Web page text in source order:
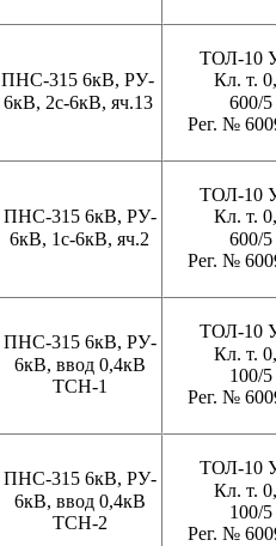
ПНС-315 6кВ, РУ-
6кВ, 2с-6кВ, яч.13
ТОЛ-10
Кл. т.
600/5
Рег. №
ПНС-315 6кВ, РУ-
6кВ, 1с-6кВ, яч.2
ТОЛ-10
Кл. т.
600/5
Рег. №
ПНС-315 6кВ, РУ-
6кВ, ввод 0,4кВ
ТСН-1
ТОЛ-10
Кл. т.
100/5
Рег. №
ПНС-315 6кВ, РУ-
6кВ, ввод 0,4кВ
ТСН-2
ТОЛ-10
Кл. т.
100/5
Рег. №